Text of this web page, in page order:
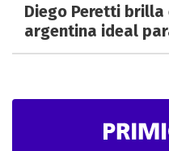
Diego Peretti
argentina ideal